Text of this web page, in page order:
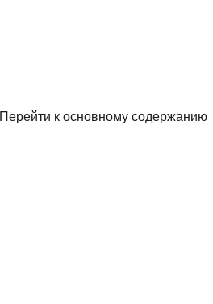
Перейти к основному содержанию